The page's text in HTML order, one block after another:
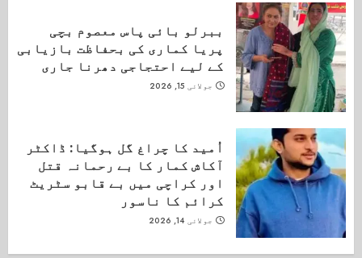
ببرلو بائی پاس معصوم بچی
پریا کماری کی بحفاظت بازیابی
کے لیے احتجاجی دھرنا جاری
جولائی 15, 2026
اُمید کا چراغ گل ہوگیا: ڈاکٹر
آکاش کمار کا بے رحمانہ قتل
اور کراچی میں بے قابو سٹریٹ
کرائم کا ناسور
جولائی 14, 2026